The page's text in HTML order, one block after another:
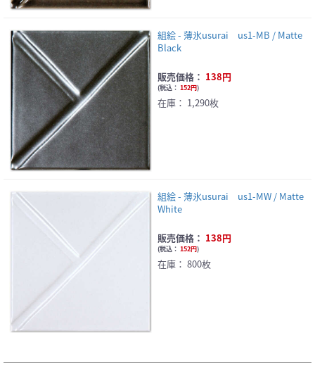
組絵 - 薄氷usurai us1-MB / Matte
Black
販売価格： 138円
(税込： 152円)
在庫： 1,290枚
組絵 - 薄氷usurai us1-MW / Matte
White
販売価格： 138円
(税込： 152円)
在庫： 800枚